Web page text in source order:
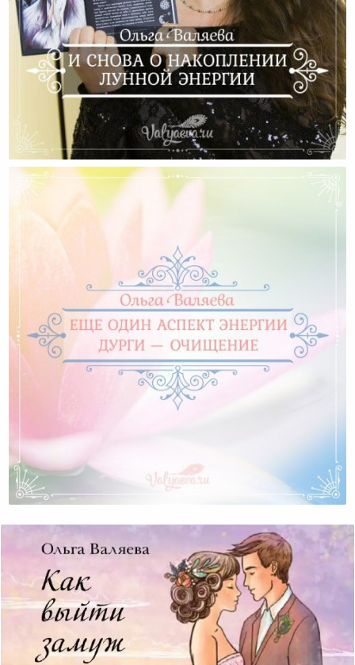
И Снова О Накоплении Лунной Энергии
Еще Один Аспект Энергии Дурги — Очищение